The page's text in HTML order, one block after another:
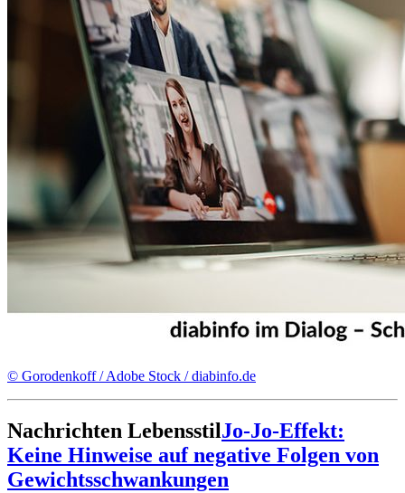
© Gorodenkoff / Adobe Stock / diabinfo.de
Nachrichten LebensstilJo-Jo-Effekt:
Keine Hinweise auf negative Folgen von
Gewichtsschwankungen